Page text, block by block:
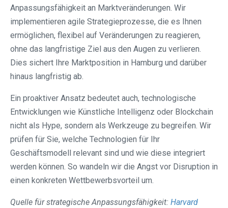
Anpassungsfähigkeit an Marktveränderungen. Wir
implementieren agile Strategieprozesse, die es Ihnen
ermöglichen, flexibel auf Veränderungen zu reagieren,
ohne das langfristige Ziel aus den Augen zu verlieren.
Dies sichert Ihre Marktposition in Hamburg und darüber
hinaus langfristig ab.
Ein proaktiver Ansatz bedeutet auch, technologische
Entwicklungen wie Künstliche Intelligenz oder Blockchain
nicht als Hype, sondern als Werkzeuge zu begreifen. Wir
prüfen für Sie, welche Technologien für Ihr
Geschäftsmodell relevant sind und wie diese integriert
werden können. So wandeln wir die Angst vor Disruption in
einen konkreten Wettbewerbsvorteil um.
Quelle für strategische Anpassungsfähigkeit: Harvard